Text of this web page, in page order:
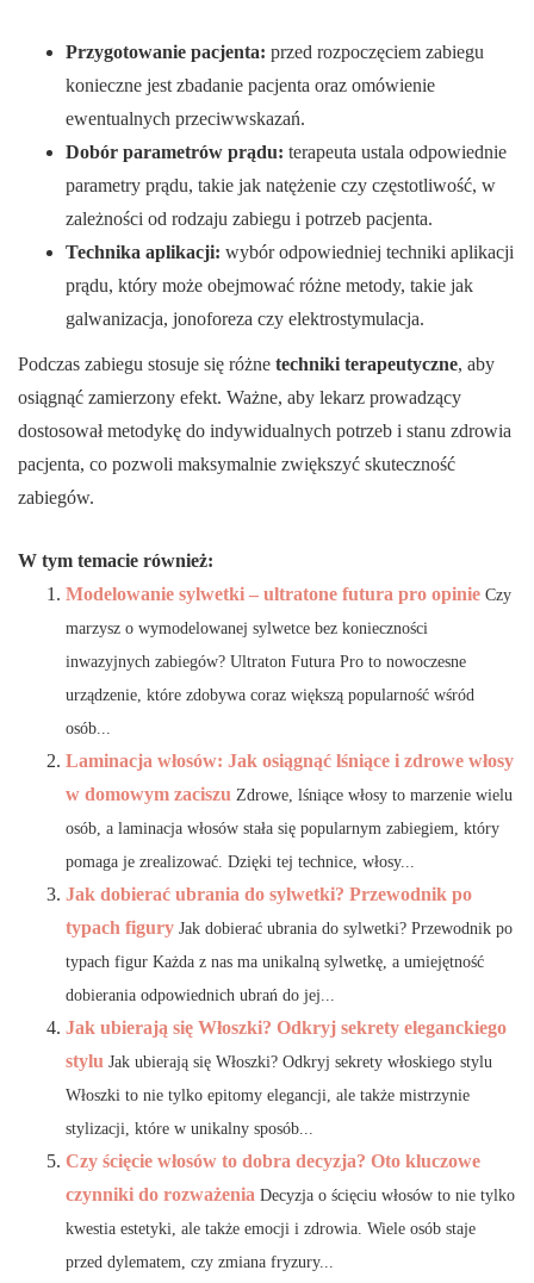
Przygotowanie pacjenta: przed rozpoczęciem zabiegu
konieczne jest zbadanie pacjenta oraz omówienie
ewentualnych przeciwwskazań.
Dobór parametrów prądu: terapeuta ustala odpowiednie
parametry prądu, takie jak natężenie czy częstotliwość, w
zależności od rodzaju zabiegu i potrzeb pacjenta.
Technika aplikacji: wybór odpowiedniej techniki aplikacji
prądu, który może obejmować różne metody, takie jak
galwanizacja, jonoforeza czy elektrostymulacja.
Podczas zabiegu stosuje się różne techniki terapeutyczne, aby
osiągnąć zamierzony efekt. Ważne, aby lekarz prowadzący
dostosował metodykę do indywidualnych potrzeb i stanu zdrowia
pacjenta, co pozwoli maksymalnie zwiększyć skuteczność
zabiegów.
W tym temacie również:
Modelowanie sylwetki – ultratone futura pro opinie Czy
marzysz o wymodelowanej sylwetce bez konieczności
inwazyjnych zabiegów? Ultraton Futura Pro to nowoczesne
urządzenie, które zdobywa coraz większą popularność wśród
osób...
Laminacja włosów: Jak osiągnąć lśniące i zdrowe włosy
w domowym zaciszu Zdrowe, lśniące włosy to marzenie wielu
osób, a laminacja włosów stała się popularnym zabiegiem, który
pomaga je zrealizować. Dzięki tej technice, włosy...
Jak dobierać ubrania do sylwetki? Przewodnik po
typach figury Jak dobierać ubrania do sylwetki? Przewodnik po
typach figur Każda z nas ma unikalną sylwetkę, a umiejętność
dobierania odpowiednich ubrań do jej...
Jak ubierają się Włoszki? Odkryj sekrety eleganckiego
stylu Jak ubierają się Włoszki? Odkryj sekrety włoskiego stylu
Włoszki to nie tylko epitomy elegancji, ale także mistrzynie
stylizacji, które w unikalny sposób...
Czy ścięcie włosów to dobra decyzja? Oto kluczowe
czynniki do rozważenia Decyzja o ścięciu włosów to nie tylko
kwestia estetyki, ale także emocji i zdrowia. Wiele osób staje
przed dylematem, czy zmiana fryzury...